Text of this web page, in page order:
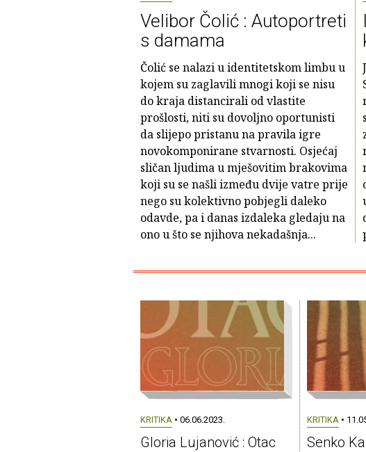
Velibor Čolić : Autoportreti
s damama
Čolić se nalazi u identitetskom limbu u
kojem su zaglavili mnogi koji se nisu
do kraja distancirali od vlastite
prošlosti, niti su dovoljno oportunisti
da slijepo pristanu na pravila igre
novokomponirane stvarnosti. Osjećaj
sličan ljudima u mješovitim brakovima
koji su se našli između dvije vatre prije
nego su kolektivno pobjegli daleko
odavde, pa i danas izdaleka gledaju na
ono u što se njihova nekadašnja...
KRITIKA • 06.06.2023.
Gloria Lujanović : Otac
KRITIKA •
Senko